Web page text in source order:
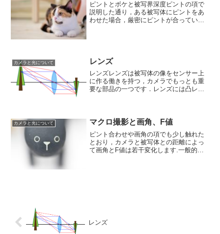
ピントとボケと被写界深度ピントの項で
説明した通り，ある被写体にピントをあ
わせた場合，厳密にピントが合っている
カメラと光について レンズ
レンズレンズは被写体の像をセンサー上
に作る働きを持つ，カメラでもっとも重
要な部品の一つです．レンズには凸レン
一方にある物体の像を、反...
カメラと光について マクロ撮影と画角、F値
ピント合わせや画角の項でも少し触れた
とおり，カメラと被写体との距離によっ
て画角とF値は若干変化します.一般的な
レンズ